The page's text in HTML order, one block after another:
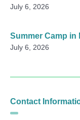
July 6, 2026
Summer Camp in
July 6, 2026
Contact